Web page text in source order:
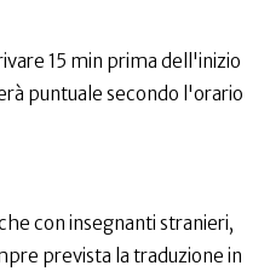
15 min prima dell'inizio
puntuale secondo l'orario
con insegnanti stranieri,
prevista la traduzione in